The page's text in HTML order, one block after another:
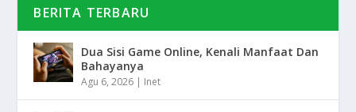
BERITA TERBARU
Dua Sisi Game Online, Kenali Manfaat Dan
Bahayanya
Agu 6, 2026 | Inet